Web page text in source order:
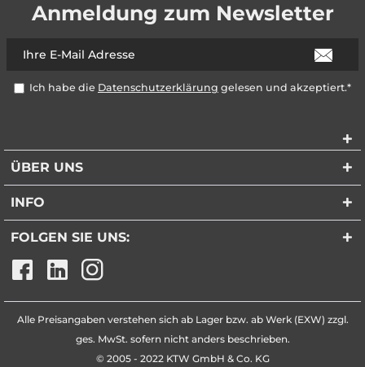
Anmeldung zum Newsletter
Ich habe die Datenschutzerklärung gelesen und akzeptiert.*
ÜBER UNS
INFO
FOLGEN SIE UNS:
Alle Preisangaben verstehen sich ab Lager bzw. ab Werk (EXW) zzgl.
ges. MwSt. sofern nicht anders beschrieben.
© 2005 - 2022 KTW GmbH & Co. KG